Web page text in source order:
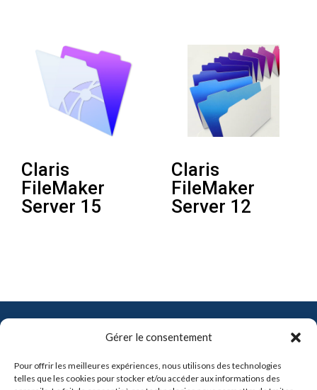
Gérer le consentement
Pour offrir les meilleures expériences, nous utilisons des technologies
telles que les cookies pour stocker et/ou accéder aux informations des
Claris
FileMaker
Server 15
Claris
FileMaker
Server 12
info@pro-soft.fr
+33 6 81 21 41 91